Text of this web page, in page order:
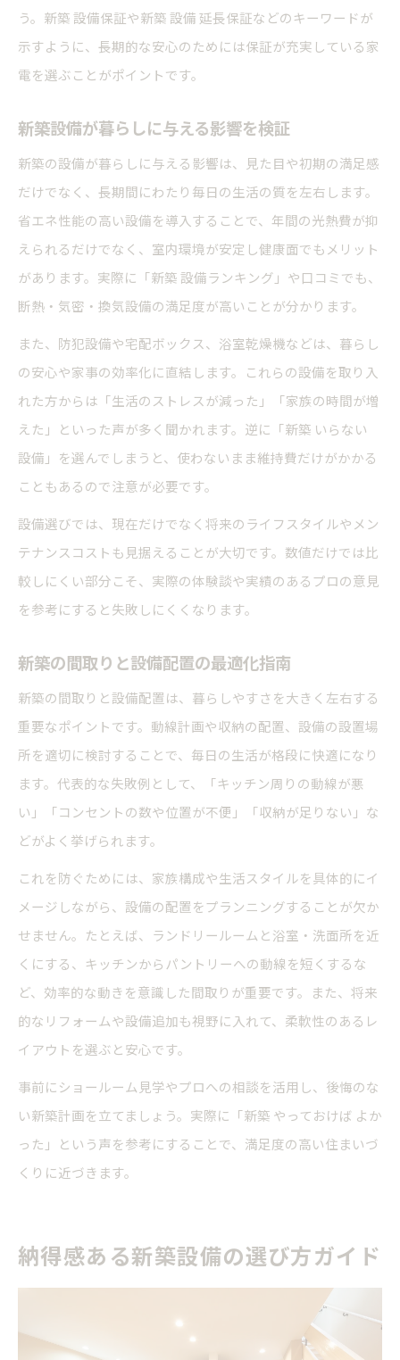
う。新築 設備保証や新築 設備 延長保証などのキーワードが
示すように、長期的な安心のためには保証が充実している家
電を選ぶことがポイントです。
新築設備が暮らしに与える影響を検証
新築の設備が暮らしに与える影響は、見た目や初期の満足感
だけでなく、長期間にわたり毎日の生活の質を左右します。
省エネ性能の高い設備を導入することで、年間の光熱費が抑
えられるだけでなく、室内環境が安定し健康面でもメリット
があります。実際に「新築 設備ランキング」や口コミでも、
断熱・気密・換気設備の満足度が高いことが分かります。
また、防犯設備や宅配ボックス、浴室乾燥機などは、暮らし
の安心や家事の効率化に直結します。これらの設備を取り入
れた方からは「生活のストレスが減った」「家族の時間が増
えた」といった声が多く聞かれます。逆に「新築 いらない
設備」を選んでしまうと、使わないまま維持費だけがかかる
こともあるので注意が必要です。
設備選びでは、現在だけでなく将来のライフスタイルやメン
テナンスコストも見据えることが大切です。数値だけでは比
較しにくい部分こそ、実際の体験談や実績のあるプロの意見
を参考にすると失敗しにくくなります。
新築の間取りと設備配置の最適化指南
新築の間取りと設備配置は、暮らしやすさを大きく左右する
重要なポイントです。動線計画や収納の配置、設備の設置場
所を適切に検討することで、毎日の生活が格段に快適になり
ます。代表的な失敗例として、「キッチン周りの動線が悪
い」「コンセントの数や位置が不便」「収納が足りない」な
どがよく挙げられます。
これを防ぐためには、家族構成や生活スタイルを具体的にイ
メージしながら、設備の配置をプランニングすることが欠か
せません。たとえば、ランドリールームと浴室・洗面所を近
くにする、キッチンからパントリーへの動線を短くするな
ど、効率的な動きを意識した間取りが重要です。また、将来
的なリフォームや設備追加も視野に入れて、柔軟性のあるレ
イアウトを選ぶと安心です。
事前にショールーム見学やプロへの相談を活用し、後悔のな
い新築計画を立てましょう。実際に「新築 やっておけば よか
った」という声を参考にすることで、満足度の高い住まいづ
くりに近づきます。
納得感ある新築設備の選び方ガイド